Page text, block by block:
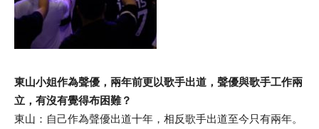
東山小姐作為聲優，兩年前更以歌手出道，聲優與歌手工作兩
立，有沒有覺得布困難？
東山：自己作為聲優出道十年，相反歌手出道至今只有兩年。